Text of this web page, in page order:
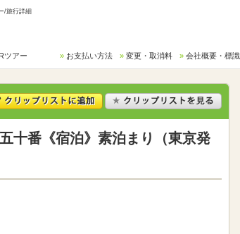
/旅行詳細
ツアー お支払い方法 変更・取消料 会社概要・標識
十番《宿泊》素泊まり（東京発